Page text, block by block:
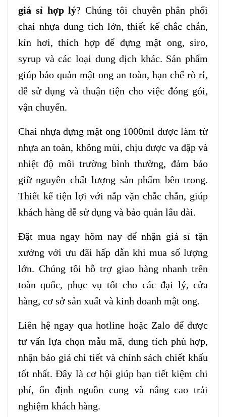
giá sỉ hợp lý? Chúng tôi chuyên phân phối
chai nhựa dung tích lớn, thiết kế chắc chắn,
kín hơi, thích hợp để đựng mật ong, siro,
syrup và các loại dung dịch khác. Sản phẩm
giúp bảo quản mật ong an toàn, hạn chế rò rỉ,
dễ sử dụng và thuận tiện cho việc đóng gói,
vận chuyển.
Chai nhựa đựng mật ong 1000ml được làm từ
nhựa an toàn, không mùi, chịu được va đập và
nhiệt độ môi trường bình thường, đảm bảo
giữ nguyên chất lượng sản phẩm bên trong.
Thiết kế tiện lợi với nắp vặn chắc chắn, giúp
khách hàng dễ sử dụng và bảo quản lâu dài.
Đặt mua ngay hôm nay để nhận giá sỉ tận
xưởng với ưu đãi hấp dẫn khi mua số lượng
lớn. Chúng tôi hỗ trợ giao hàng nhanh trên
toàn quốc, phục vụ tốt cho các đại lý, cửa
hàng, cơ sở sản xuất và kinh doanh mật ong.
Liên hệ ngay qua hotline hoặc Zalo để được
tư vấn lựa chọn mẫu mã, dung tích phù hợp,
nhận báo giá chi tiết và chính sách chiết khấu
tốt nhất. Đây là cơ hội giúp bạn tiết kiệm chi
phí, ổn định nguồn cung và nâng cao trải
nghiệm khách hàng.